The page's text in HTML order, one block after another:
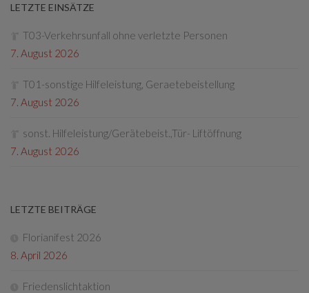
LETZTE EINSÄTZE
T03-Verkehrsunfall ohne verletzte Personen
7. August 2026
T01-sonstige Hilfeleistung, Geraetebeistellung
7. August 2026
sonst. Hilfeleistung/Gerätebeist.,Tür- Liftöffnung
7. August 2026
LETZTE BEITRÄGE
Florianifest 2026
8. April 2026
Friedenslichtaktion